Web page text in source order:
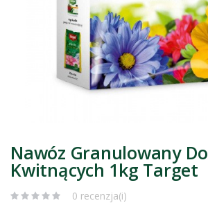
Nawóz Granulowany Do
Kwitnących 1kg Target
0 recenzja(i)